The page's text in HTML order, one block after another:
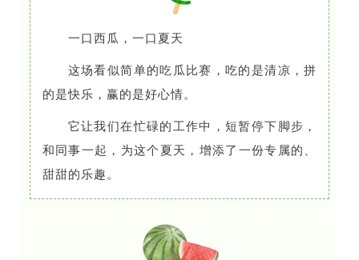
一口西瓜，一口夏天
这场看似简单的吃瓜比赛，吃的是清凉，拼
的是快乐，赢的是好心情。
它让我们在忙碌的工作中，短暂停下脚步，
和同事一起，为这个夏天，增添了一份专属的、
甜甜的乐趣。